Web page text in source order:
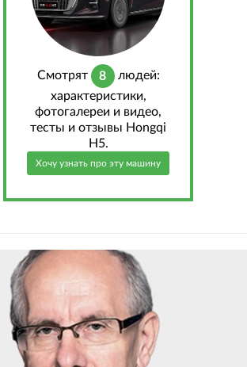
Cмотрят 8
людей:
характеристики,
фотогалереи и видео,
тесты и отзывы Hongqi
H5.
Хочу узнать про эту машину